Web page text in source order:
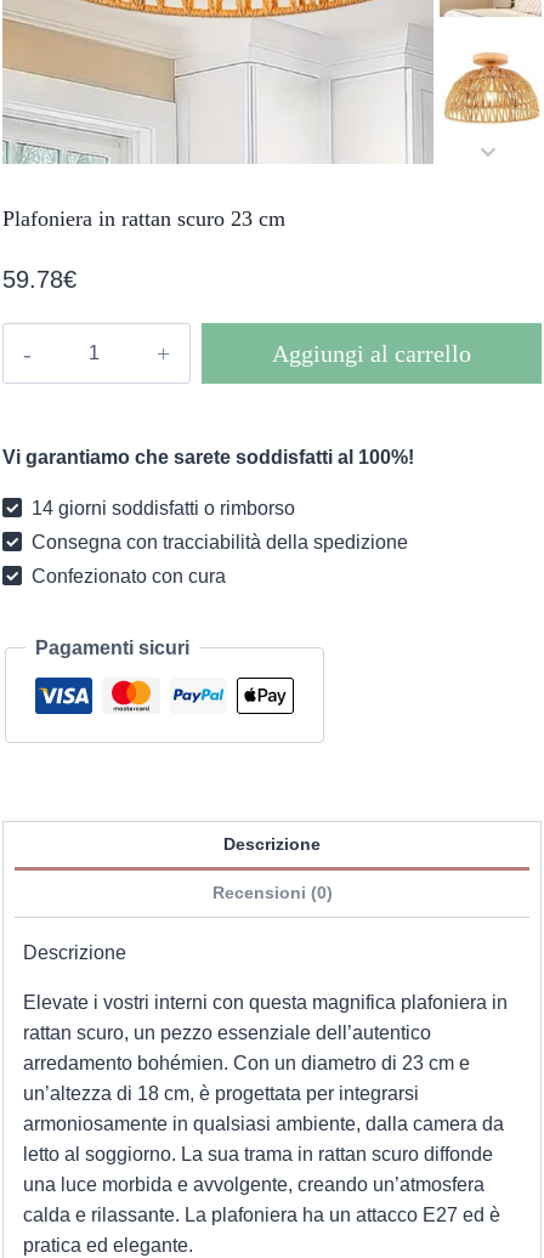
Plafoniera in rattan scuro 23 cm
59.78€
23
quantità
Aggiungi al carrello
Vi garantiamo che sarete soddisfatti al 100%!
14 giorni soddisfatti o rimborso
Consegna con tracciabilità della spedizione
Confezionato con cura
Pagamenti sicuri
Descrizione
Recensioni (0)
Descrizione
Elevate i vostri interni con questa magnifica plafoniera in
rattan scuro, un pezzo essenziale dell’autentico
arredamento bohémien. Con un diametro di 23 cm e
un’altezza di 18 cm, è progettata per integrarsi
armoniosamente in qualsiasi ambiente, dalla camera da
letto al soggiorno. La sua trama in rattan scuro diffonde
una luce morbida e avvolgente, creando un’atmosfera
calda e rilassante. La plafoniera ha un attacco E27 ed è
pratica ed elegante.